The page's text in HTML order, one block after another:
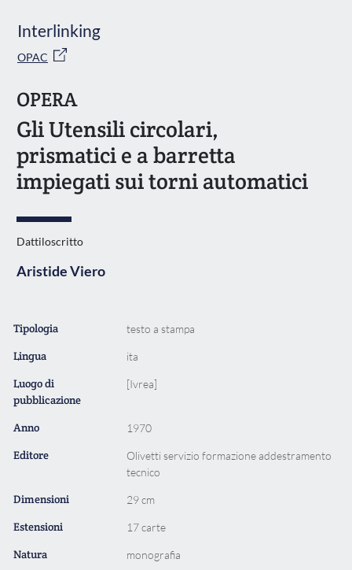
Interlinking
OPAC
OPERA
Gli Utensili circolari,
prismatici e a barretta
impiegati sui torni automatici
Dattiloscritto
Aristide Viero
Tipologia testo a stampa
Lingua ita
Luogo di
pubblicazione
[Ivrea]
Anno 1970
Editore
Olivetti servizio formazione addestramento
tecnico
Dimensioni 29 cm
Estensioni 17 carte
Natura monografia